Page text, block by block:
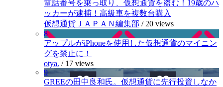
電話番号を乗っ取り、仮想通貨を盗む！19歳のハ
ッカーが逮捕！高級車を複数台購入
仮想通貨ＪＡＰＡＮ編集部 / 20 views
8
アップルがiPhoneを使用した仮想通貨のマイニン
グを禁止に！
otya. / 17 views
9
GREEの田中良和氏。仮想通貨に先行投資しなか